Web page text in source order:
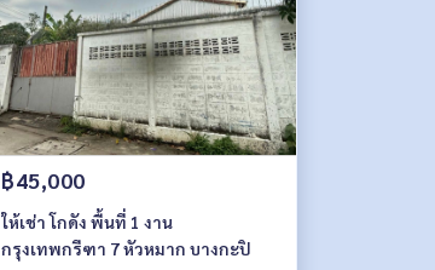
฿45,000
ให้เช่า โกดัง พื้นที่ 1 งาน
กรุงเทพกรีฑา 7 หัวหมาก บางกะปิ